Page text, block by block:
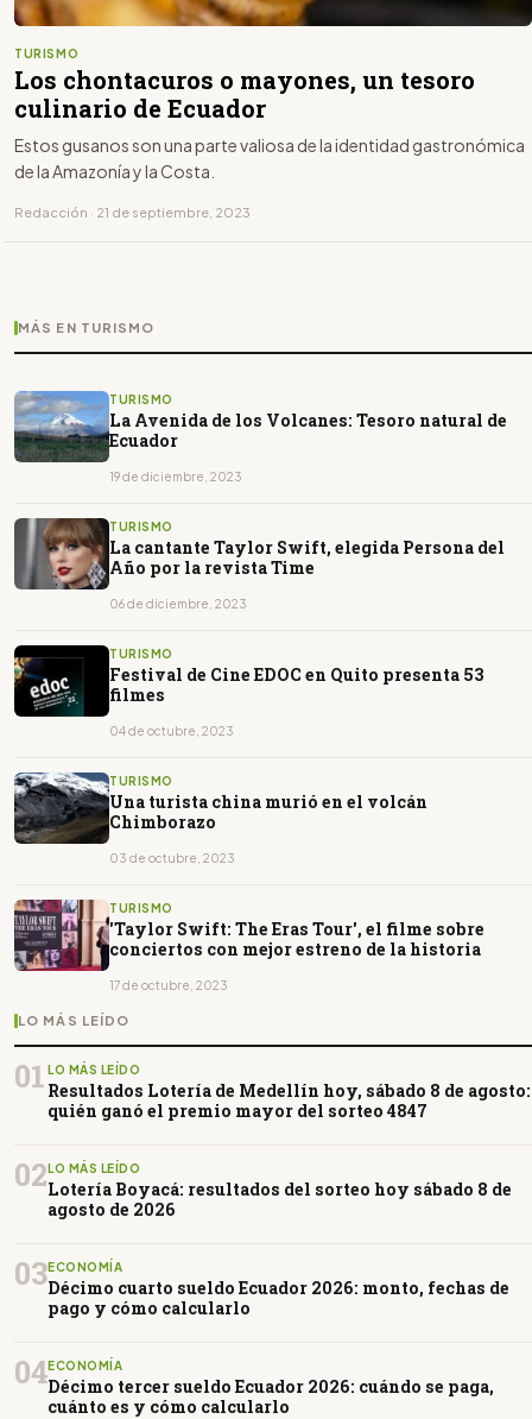
TURISMO
Los chontacuros o mayones, un tesoro
culinario de Ecuador
Estos gusanos son una parte valiosa de la identidad gastronómica
de la Amazonía y la Costa.
Redacción · 21 de septiembre, 2023
MÁS EN TURISMO
TURISMO
La Avenida de los Volcanes: Tesoro natural de
Ecuador
19 de diciembre, 2023
TURISMO
La cantante Taylor Swift, elegida Persona del
Año por la revista Time
06 de diciembre, 2023
TURISMO
Festival de Cine EDOC en Quito presenta 53
filmes
04 de octubre, 2023
TURISMO
Una turista china murió en el volcán
Chimborazo
03 de octubre, 2023
TURISMO
'Taylor Swift: The Eras Tour', el filme sobre
conciertos con mejor estreno de la historia
17 de octubre, 2023
LO MÁS LEÍDO
01 LO MÁS LEÍDO
Resultados Lotería de Medellín hoy, sábado 8 de agosto:
quién ganó el premio mayor del sorteo 4847
02LO MÁS LEÍDO
Lotería Boyacá: resultados del sorteo hoy sábado 8 de
agosto de 2026
03ECONOMÍA
Décimo cuarto sueldo Ecuador 2026: monto, fechas de
pago y cómo calcularlo
04ECONOMÍA
Décimo tercer sueldo Ecuador 2026: cuándo se paga,
cuánto es y cómo calcularlo